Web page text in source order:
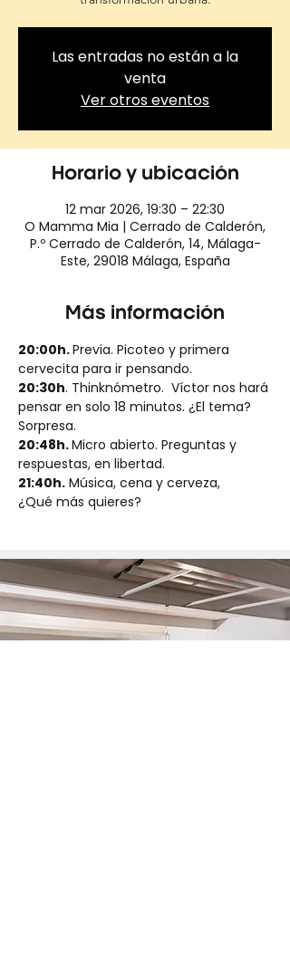
Las entradas no están a la
venta
Ver otros eventos
Horario y ubicación
12 mar 2026, 19:30 – 22:30
O Mamma Mia | Cerrado de Calderón,
P.º Cerrado de Calderón, 14, Málaga-
Este, 29018 Málaga, España
Más información
20:00h. Previa. Picoteo y primera
cervecita para ir pensando.
20:30h. Thinknómetro.  Víctor nos hará
pensar en solo 18 minutos. ¿El tema?
Sorpresa.
20:48h. Micro abierto. Preguntas y
respuestas, en libertad.
21:40h. Música, cena y cerveza,
¿Qué más quieres?